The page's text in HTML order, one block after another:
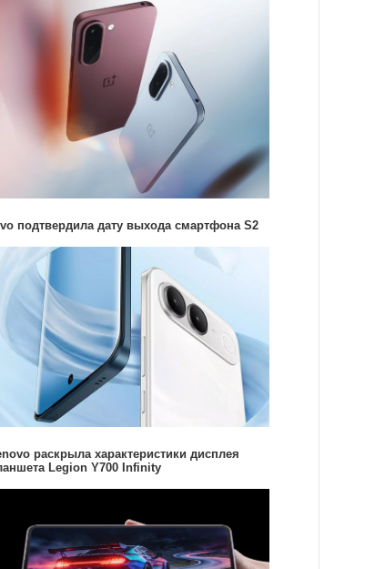
подтвердила дату выхода смартфона S2
раскрыла характеристики дисплея
Legion Y700 Infinity